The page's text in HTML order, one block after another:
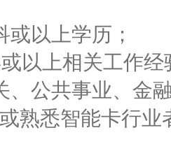
以上学历；
以上相关工作
、公共事业、金
熟悉智能卡行业